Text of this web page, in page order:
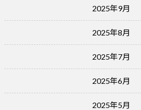
2025年9月
2025年8月
2025年7月
2025年6月
2025年5月